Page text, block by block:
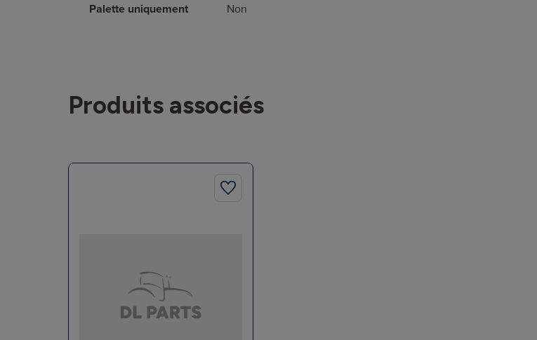
Palette uniquement
Non
Produits associés